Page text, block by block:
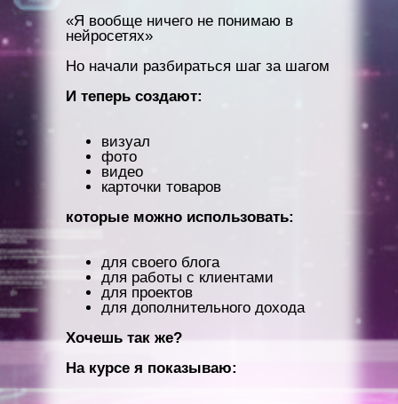
«Я вообще ничего не понимаю в
нейросетях»
Но начали разбираться шаг за шагом
И теперь создают:
визуал
фото
видео
карточки товаров
которые можно использовать:
для своего блога
для работы с клиентами
для проектов
для дополнительного дохода
Хочешь так же?
На курсе я показываю: